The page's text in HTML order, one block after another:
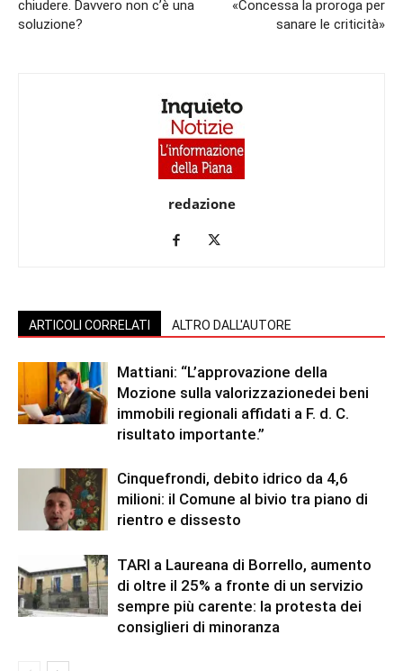
chiudere. Davvero non c’è una
soluzione?
«Concessa la proroga per
sanare le criticità»
redazione
ARTICOLI CORRELATI ALTRO DALL'AUTORE
Mattiani: “L’approvazione della
Mozione sulla valorizzazionedei beni
immobili regionali affidati a F. d. C.
risultato importante.”
Cinquefrondi, debito idrico da 4,6
milioni: il Comune al bivio tra piano di
rientro e dissesto
TARI a Laureana di Borrello, aumento
di oltre il 25% a fronte di un servizio
sempre più carente: la protesta dei
consiglieri di minoranza